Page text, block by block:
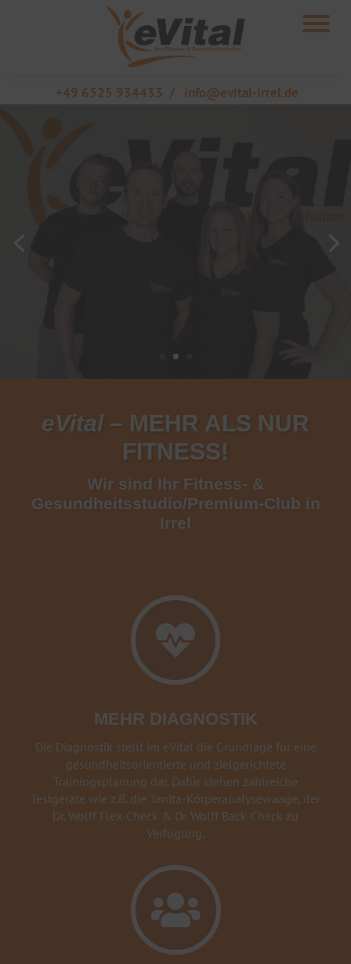
+49 6525 934433 / info@evital-irrel.de
eVital– MEHR ALS NUR
FITNESS!
Wir sind Ihr Fitness- &
Gesundheitsstudio/Premium-Club in
Irrel

MEHR DIAGNOSTIK
Die Diagnostik stellt im eVital die Grundlage für eine
gesundheitsorientierte und zielgerichtete
Trainingsplanung dar. Dafür stehen zahlreiche
Testgeräte wie z.B. die Tanita-Körperanalysewaage, der
Dr. Wolff Flex-Check & Dr. Wolff Back-Check zu
Verfügung.
